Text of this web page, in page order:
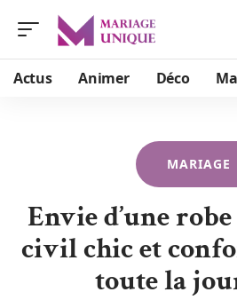
Actus Animer Déco
MARIAGE
Envie d’une
civil chic et
toute la